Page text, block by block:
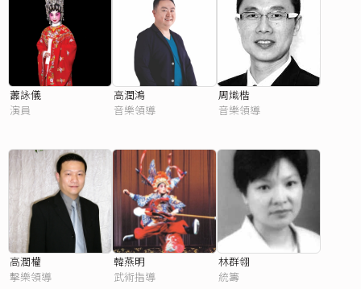
蕭詠儀
演員
高潤鴻
音樂領導
周熾楷
音樂領導
高潤權
擊樂領導
韓燕明
武術指導
林群翎
統籌